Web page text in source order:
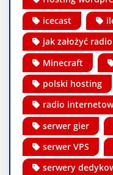
icecast
jak założyć radio
Minecraft
polski hosting
radio
serwer gier
serwer VPS
serwery